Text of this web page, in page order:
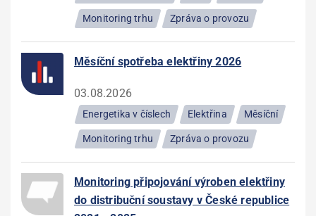
Monitoring trhu Zpráva o provozu
Měsíční spotřeba elektřiny 2026
03.08.2026
Energetika v číslech Elektřina Měsíční
Monitoring trhu Zpráva o provozu
Monitoring připojování výroben elektřiny
do distribuční soustavy v České republice